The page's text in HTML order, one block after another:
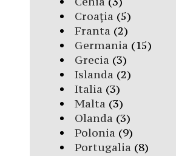
Croația (5)
Franta (2)
Germania (15)
Grecia (3)
Islanda (2)
Italia (3)
Malta (3)
Olanda (3)
Polonia (9)
Portugalia (8)